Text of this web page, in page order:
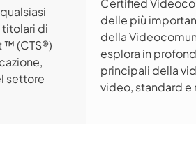
di
(CTS®)
settore
Certified
delle più
della
esplora in
principali della
video, standard e